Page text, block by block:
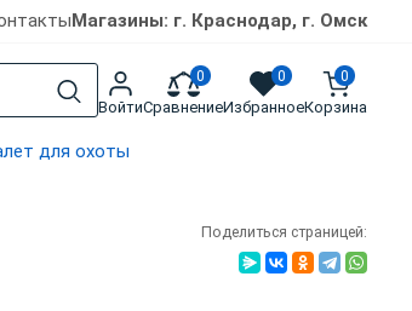
Магазины: г. Краснодар, г. Омск
Войти
0
Сравнение
0
Избранное
0
Корзина
для охоты
Поделиться страницей: